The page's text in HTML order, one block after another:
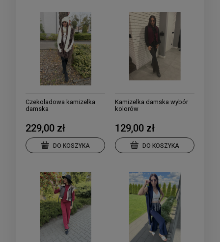
Czekoladowa kamizelka
damska
229,00 zł
DO KOSZYKA
Kamizelka damska wybór
kolorów
129,00 zł
DO KOSZYKA